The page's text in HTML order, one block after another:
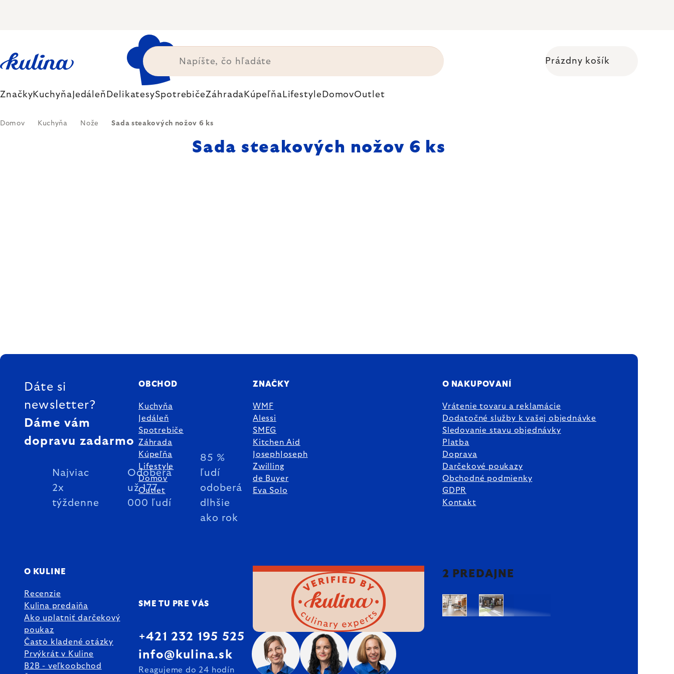
Prázdny košík
ZnačkyKuchyňa Jedáleň DelikatesySpotrebičeZáhrada Kúpeľňa Lifestyle DomovOutlet
Domov Kuchyňa Nože Sada steakových nožov 6 ks
Sada steakových nožov 6 ks
ZÁPÄTIE
Dáte si
newsletter?
Dáme vám
dopravu zadarmo
Najviac
2x
týždenne
Odoberá
už 177
000 ľudí
85 %
ľudí
odoberá
dlhšie
ako rok
OBCHOD
Kuchyňa
Jedáleň
Spotrebiče
Záhrada
Kúpeľňa
Lifestyle
Domov
Outlet
ZNAČKY
WMF
Alessi
SMEG
Kitchen Aid
JosephJoseph
Zwilling
de Buyer
Eva Solo
O NAKUPOVANÍ
Vrátenie tovaru a reklamácie
Dodatočné služby k vašej objednávke
Sledovanie stavu objednávky
Platba
Doprava
Darčekové poukazy
Obchodné podmienky
GDPR
Kontakt
O KULINE
Recenzie
Kulina predajňa
Ako uplatniť darčekový
poukaz
Často kladené otázky
Prvýkrát v Kuline
B2B - veľkoobchod
SME TU PRE VÁS
+421 232 195 525
info@kulina.sk
Reagujeme do 24 hodín
2 PREDAJNE